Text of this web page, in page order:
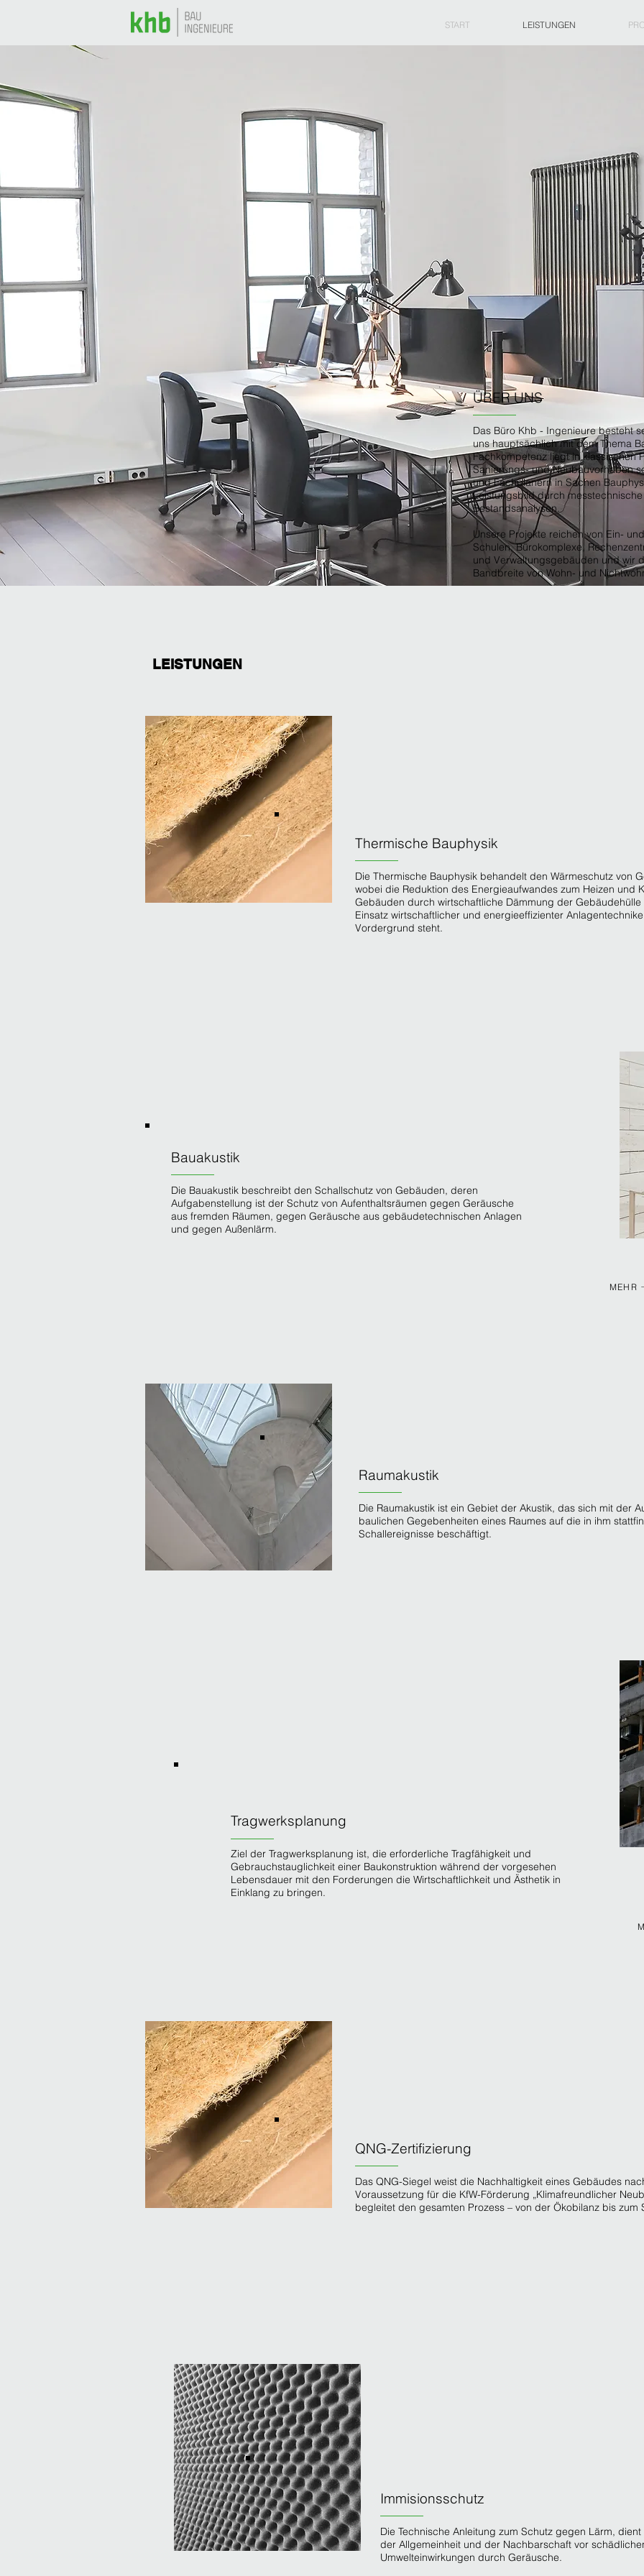
START LEISTUNGEN
ÜBER UNS
Das Büro Khb - Ingenieure besteht
uns hauptsächlich mit dem Thema
Fachkompetenz liegt in klassischen
Sanierungs- und Neubauvorhaben
und Fachplanern in Sachen
Leistungsbild durch
Bestandsanalysen.
Unsere Projekte reichen von Ein-
Schulen, Bürokomplexe,
und Verwaltungsgebäuden und wir
Bandbreite von Wohn- und
LEISTUNGEN
Thermische Bauphysik
Die Thermische Bauphysik behandelt den Wärmeschutz von
wobei die Reduktion des Energieaufwandes zum Heizen und
Gebäuden durch wirtschaftliche Dämmung der
Einsatz wirtschaftlicher und energieeffizienter
Vordergrund steht.
Bauakustik
Die Bauakustik beschreibt den Schallschutz von Gebäuden, deren
Aufgabenstellung ist der Schutz von Aufenthaltsräumen gegen Geräusche
aus fremden Räumen, gegen Geräusche aus gebäudetechnischen Anlagen
und gegen Außenlärm.
MEHR
Raumakustik
Die Raumakustik ist ein Gebiet der Akustik, das sich mit der
baulichen Gegebenheiten eines Raumes auf die in ihm
Schallereignisse beschäftigt.
Tragwerksplanung
Ziel der Tragwerksplanung ist, die erforderliche Tragfähigkeit und
Gebrauchstauglichkeit einer Baukonstruktion während der vorgesehen
Lebensdauer mit den Forderungen die Wirtschaftlichkeit und Ästhetik in
Einklang zu bringen.
QNG-Zertifizierung
Das QNG-Siegel weist die Nachhaltigkeit eines Gebäudes
Voraussetzung für die KfW-Förderung „Klimafreundlicher
begleitet den gesamten Prozess – von der Ökobilanz bis zum
Immisionsschutz
Die Technische Anleitung zum Schutz gegen Lärm,
der Allgemeinheit und der Nachbarschaft vor
Umwelteinwirkungen durch Geräusche.